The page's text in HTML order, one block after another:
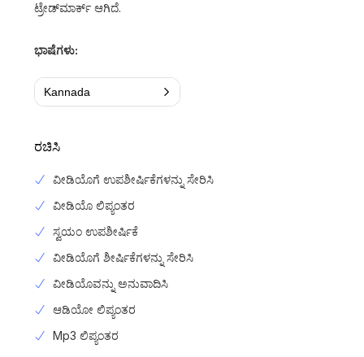
ಟ್ರೇಡ್‌ಮಾರ್ಕ್ ಆಗಿದೆ.
ಭಾಷೆಗಳು:
Kannada
ರಚಿಸಿ
ವೀಡಿಯೊಗೆ ಉಪಶೀರ್ಷಿಕೆಗಳನ್ನು ಸೇರಿಸಿ
ವೀಡಿಯೊ ಲಿಪ್ಯಂತರ
ಸ್ವಯಂ ಉಪಶೀರ್ಷಿಕೆ
ವೀಡಿಯೊಗೆ ಶೀರ್ಷಿಕೆಗಳನ್ನು ಸೇರಿಸಿ
ವೀಡಿಯೊವನ್ನು ಅನುವಾದಿಸಿ
ಆಡಿಯೋ ಲಿಪ್ಯಂತರ
Mp3 ಲಿಪ್ಯಂತರ